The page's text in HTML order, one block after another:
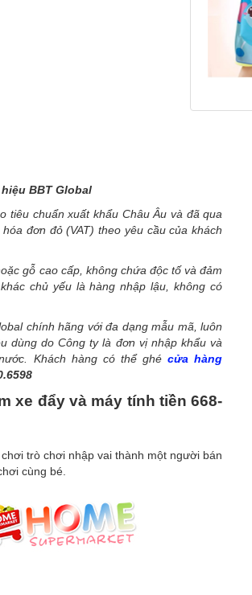
BBT Global
tiêu chuẩn xuất khẩu Châu Âu và đã qua
đơn đỏ (VAT) theo yêu cầu của khách
gỗ cao cấp, không chứa độc tố và đảm
chủ yếu là hàng nhập lậu, không có
chính hãng với đa dạng mẫu mã, luôn
dùng do Công ty là đơn vị nhập khẩu và
Khách hàng có thể ghécửa hàng
xe đẩy và máy tính tiền 668-
trò chơi nhập vai thành một người bán
cùng bé.